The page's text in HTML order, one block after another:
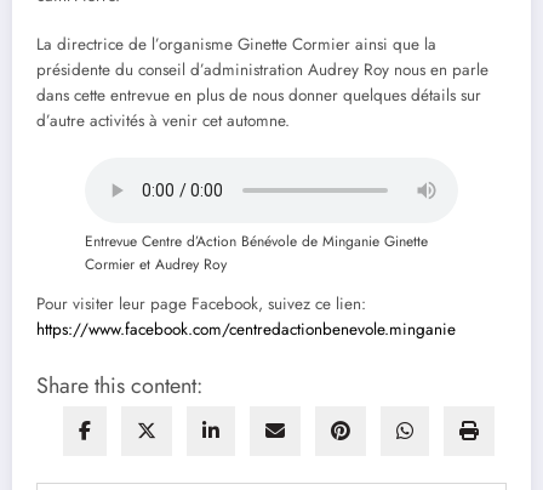
La directrice de l’organisme Ginette Cormier ainsi que la
présidente du conseil d’administration Audrey Roy nous en parle
dans cette entrevue en plus de nous donner quelques détails sur
d’autre activités à venir cet automne.
Entrevue Centre d’Action Bénévole de Minganie Ginette
Cormier et Audrey Roy
Pour visiter leur page Facebook, suivez ce lien:
https://www.facebook.com/centredactionbenevole.minganie
Share this content: